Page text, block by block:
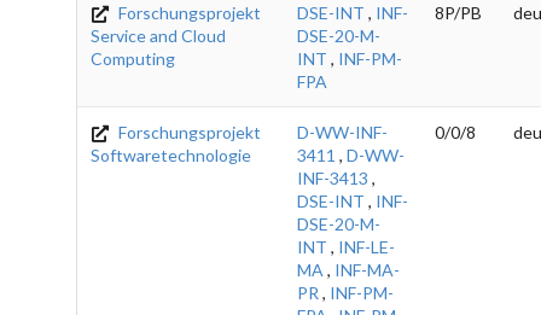
Forschungsprojekt
Service and Cloud
Computing
DSE-INT , INF-
DSE-20-M-
INT , INF-PM-
FPA
8P/PB
Forschungsprojekt
Softwaretechnologie
D-WW-INF-
3411 , D-WW-
INF-3413 ,
DSE-INT , INF-
DSE-20-M-
INT , INF-LE-
MA , INF-MA-
PR , INF-PM-
0/0/8